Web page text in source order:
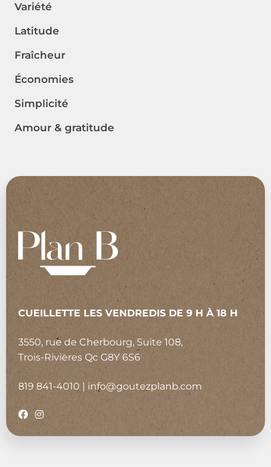
Variété
Latitude
Fraîcheur
Économies
Simplicité
Amour & gratitude
CUEILLETTE LES VENDREDIS DE 9 H À 18 H
3550, rue de Cherbourg, Suite 108,
Trois-Rivières Qc G8Y 6S6
819 841-4010 | info@goutezplanb.com